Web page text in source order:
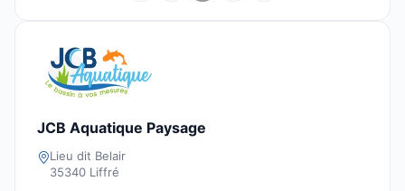
JCB Aquatique Paysage
Lieu dit Belair
35340 Liffré